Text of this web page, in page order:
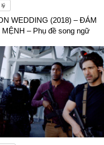
lý
WEDDING (2018) – ĐÁM
– Phụ đề song ngữ